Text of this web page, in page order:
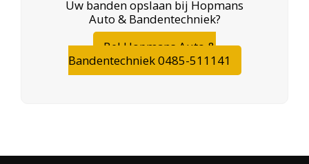
Uw banden opslaan bij Hopmans
Auto & Bandentechniek?
Bel Hopmans Auto &
Bandentechniek 0485-511141